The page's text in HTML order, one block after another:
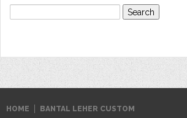
Search
for:
HOME BANTAL LEHER CUSTOM